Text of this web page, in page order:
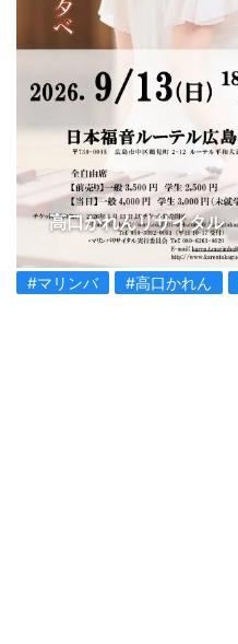
高口かれんリサイタル
#マリンバ #高口かれん